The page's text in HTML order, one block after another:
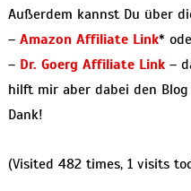
Außerdem kannst Du über
– Amazon Affiliate Link*
– Dr. Goerg Affiliate Link–
hilft mir aber dabei den
Dank!
(Visited 482 times, 1 visits